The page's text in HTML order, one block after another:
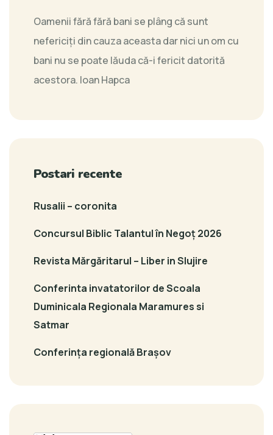
Oamenii fără fără bani se plâng că sunt
nefericiți din cauza aceasta dar nici un om cu
bani nu se poate lăuda că-i fericit datorită
acestora. Ioan Hapca
Postari recente
Rusalii – coronita
Concursul Biblic Talantul în Negoț 2026
Revista Mărgăritarul – Liber in Slujire
Conferinta invatatorilor de Scoala
Duminicala Regionala Maramures si
Satmar
Conferința regională Brașov